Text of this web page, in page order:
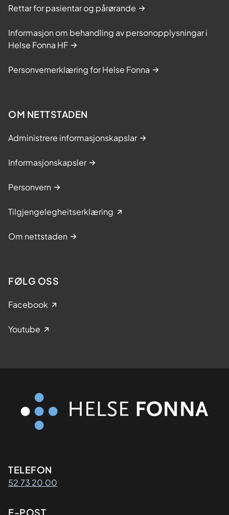
Rettar for pasientar og pårørande
Informasjon om behandling av personopplysningar i
Helse Fonna HF
Personvernerklæring for Helse Fonna
OM NETTSTADEN
Administrere informasjonskapslar
Informasjonskapsler
Personvern
Tilgjengelegheitserklæring
Om nettstaden
FØLG OSS
Facebook
Youtube
Kontaktinformasjon
TELEFON
52 73 20 00
E-POST